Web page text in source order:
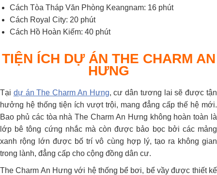
Cách Tòa Tháp Văn Phòng Keangnam: 16 phút
Cách Royal City: 20 phút
Cách Hồ Hoàn Kiếm: 40 phút
TIỆN ÍCH DỰ ÁN THE CHARM AN
HƯNG
Tại dự án The Charm An Hưng, cư dân tương lai sẽ được tận
hưởng hệ thống tiện ích vượt trội, mang đẳng cấp thế hệ mới.
Bao phủ các tòa nhà The Charm An Hưng không hoàn toàn là
lớp bê tông cứng nhắc mà còn được bảo bọc bởi các mảng
xanh rộng lớn được bố trí vô cùng hợp lý, tạo ra không gian
trong lành, đẳng cấp cho cộng đồng dân cư.
The Charm An Hưng với hệ thống bể bơi, bể vầy được thiết kế